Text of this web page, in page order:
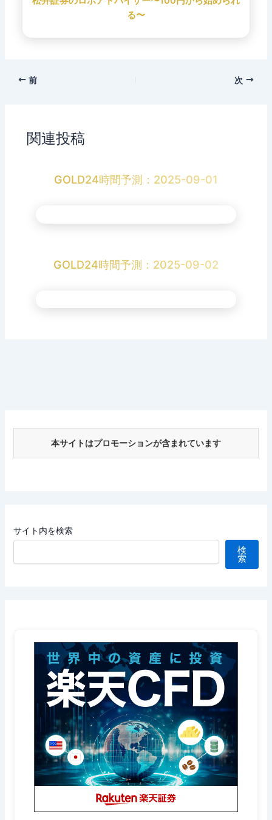
る〜
前 次
関連投稿
GOLD24時間予測：2025-09-01
GOLD24時間予測：2025-09-02
本サイトはプロモーションが含まれています
サイト内を検索
検
索